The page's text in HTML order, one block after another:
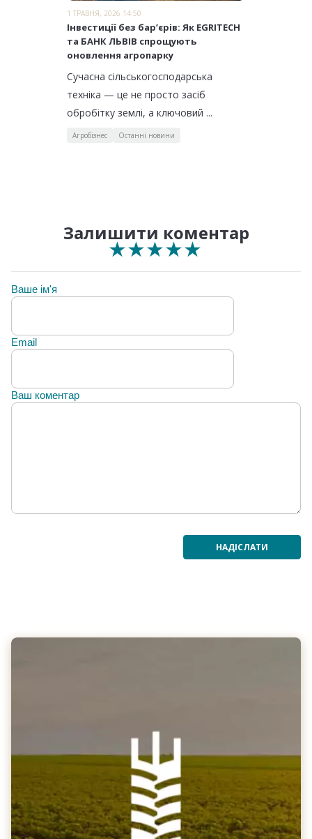
1 ТРАВНЯ, 2026 14:50
​Інвестиції без бар’єрів: Як EGRITECH
та БАНК ЛЬВІВ спрощують
оновлення агропарку
Сучасна сільськогосподарська
техніка — це не просто засіб
обробітку землі, а ключовий ...
Агробізнес Останні новини
Залишити коментар
★
★★
★★★
★★★★
★★★★★
Ваше ім'я
Email
Ваш коментар
НАДІСЛАТИ